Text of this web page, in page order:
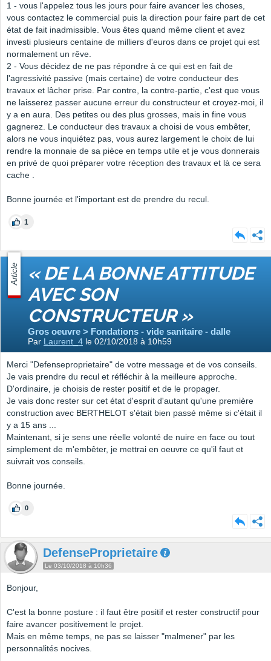
1 - vous l'appelez tous les jours pour faire avancer les choses,
vous contactez le commercial puis la direction pour faire part de cet
état de fait inadmissible. Vous êtes quand même client et avez
investi plusieurs centaine de milliers d'euros dans ce projet qui est
normalement un rêve.
2 - Vous décidez de ne pas répondre à ce qui est en fait de
l'agressivité passive (mais certaine) de votre conducteur des
travaux et lâcher prise. Par contre, la contre-partie, c'est que vous
ne laisserez passer aucune erreur du constructeur et croyez-moi, il
y a en aura. Des petites ou des plus grosses, mais in fine vous
gagnerez. Le conducteur des travaux a choisi de vous embêter,
alors ne vous inquiétez pas, vous aurez largement le choix de lui
rendre la monnaie de sa pièce en temps utile et je vous donnerais
en privé de quoi préparer votre réception des travaux et là ce sera
cache .
Bonne journée et l'important est de prendre du recul.
1
Article « DE LA BONNE ATTITUDE
AVEC SON
CONSTRUCTEUR »
Gros oeuvre > Fondations - vide sanitaire - dalle
Par Laurent_4 le 02/10/2018 à 10h59
Merci "Defenseproprietaire" de votre message et de vos conseils.
Je vais prendre du recul et réfléchir à la meilleure approche.
D'ordinaire, je choisis de rester positif et de le propager.
Je vais donc rester sur cet état d'esprit d'autant qu'une première
construction avec BERTHELOT s'était bien passé même si c'était il
y a 15 ans ...
Maintenant, si je sens une réelle volonté de nuire en face ou tout
simplement de m'embêter, je mettrai en oeuvre ce qu'il faut et
suivrait vos conseils.
Bonne journée.
0
DefenseProprietaire
Le 03/10/2018 à 10h36
Bonjour,
C'est la bonne posture : il faut être positif et rester constructif pour
faire avancer positivement le projet.
Mais en même temps, ne pas se laisser "malmener" par les
personnalités nocives.